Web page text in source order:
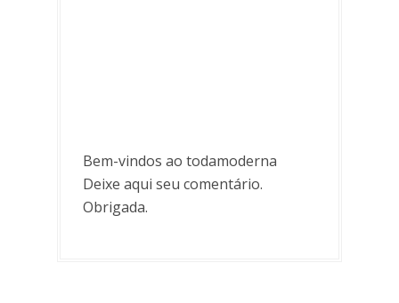
Bem-vindos ao todamoderna
Deixe aqui seu comentário.
Obrigada.